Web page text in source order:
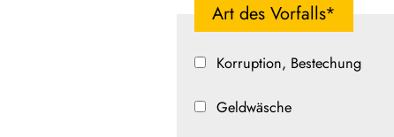
Art des Vorfalls*
Korruption, Bestechung
Geldwäsche